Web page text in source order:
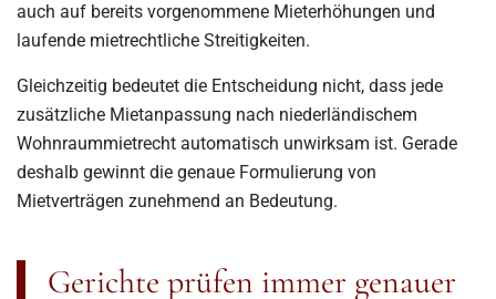
auch auf bereits vorgenommene Mieterhöhungen und
laufende mietrechtliche Streitigkeiten.
Gleichzeitig bedeutet die Entscheidung nicht, dass jede
zusätzliche Mietanpassung nach niederländischem
Wohnraummietrecht automatisch unwirksam ist. Gerade
deshalb gewinnt die genaue Formulierung von
Mietverträgen zunehmend an Bedeutung.
Gerichte prüfen immer genauer